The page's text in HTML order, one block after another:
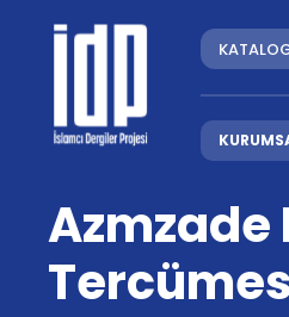
Azmzade